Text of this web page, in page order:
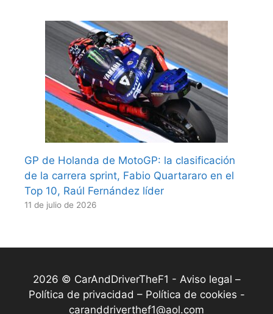
GP de Holanda de MotoGP: la clasificación
de la carrera sprint, Fabio Quartararo en el
Top 10, Raúl Fernández líder
11 de julio de 2026
2026 © CarAndDriverTheF1 - Aviso legal –
Política de privacidad – Política de cookies -
caranddriverthef1@aol.com